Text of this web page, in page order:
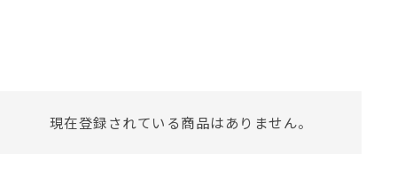
現在登録されている商品はありません。